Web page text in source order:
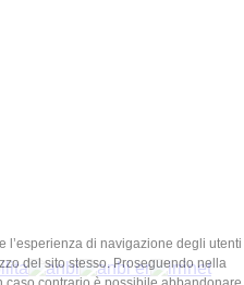
l’esperienza di navigazione degli utenti
del sito stesso. Proseguendo nella